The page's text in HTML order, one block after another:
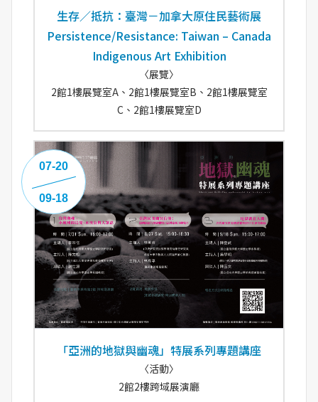
生存／抵抗：臺灣－加拿大原住民藝術展
Persistence/Resistance: Taiwan – Canada
Indigenous Art Exhibition
〈展覽〉
2館1樓展覽室A、2館1樓展覽室B、2館1樓展覽室
C、2館1樓展覽室D
「亞洲的地獄與幽魂」特展系列專題講座
〈活動〉
2館2樓跨域展演廳
07-20
09-18